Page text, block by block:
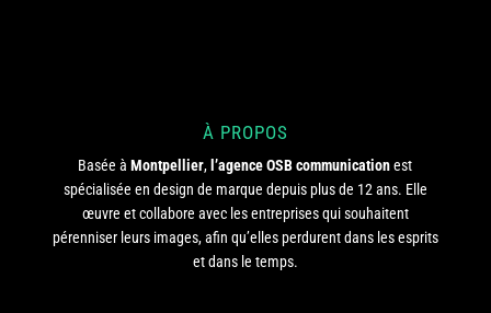
À PROPOS
Basée àMontpellier, l’agence OSB communicationest
spécialisée en design de marque depuis plus de 12 ans. Elle
œuvre et collabore avec les entreprises qui souhaitent
pérenniser leurs images, afin qu’elles perdurent dans les esprits
et dans le temps.